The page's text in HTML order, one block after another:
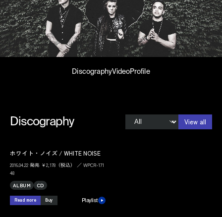
DiscographyVideoProfile
Discography View all
ホワイト・ノイズ / WHITE NOISE
2016.04.22 発売 ￥2,178（税込） ／ WPCR-171
48
ALBUM
CD
Read more Buy Playlist